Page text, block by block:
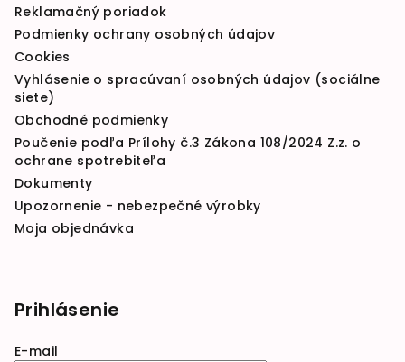
Reklamačný poriadok
Podmienky ochrany osobných údajov
Cookies
Vyhlásenie o spracúvaní osobných údajov (sociálne
siete)
Obchodné podmienky
Poučenie podľa Prílohy č.3 Zákona 108/2024 Z.z. o
ochrane spotrebiteľa
Dokumenty
Upozornenie - nebezpečné výrobky
Moja objednávka
Prihlásenie
E-mail